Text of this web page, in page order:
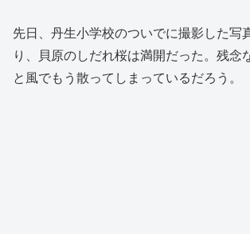
先日、丹生小学校のついでに撮影した写
り、貝原のしだれ桜は満開だった。残念
と風でもう散ってしまっているだろう。